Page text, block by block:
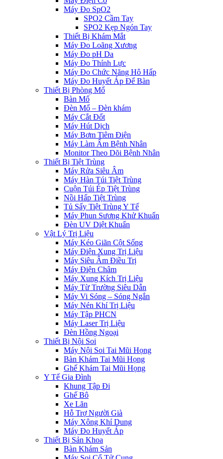
Máy Đo SpO2
SPO2 Cầm Tay
SPO2 Kẹp Ngón Tay
Thiết Bị Khám Mắt
Máy Đo Loãng Xương
Máy Đo pH Da
Máy Đo Thính Lực
Máy Đo Chức Năng Hô Hấp
Máy Đo Huyết Áp Để Bàn
Thiết Bị Phòng Mổ
Bàn Mổ
Đèn Mổ – Đèn khám
Máy Cắt Đốt
Máy Hút Dịch
Máy Bơm Tiêm Điện
Máy Làm Ấm Bệnh Nhân
Monitor Theo Dõi Bệnh Nhân
Thiết Bị Tiệt Trùng
Máy Rửa Siêu Âm
Máy Hàn Túi Tiệt Trùng
Cuộn Túi Ép Tiệt Trùng
Nồi Hấp Tiệt Trùng
Tủ Sấy Tiệt Trùng Y Tế
Máy Phun Sương Khử Khuẩn
Đèn UV Diệt Khuẩn
Vật Lý Trị Liệu
Máy Kéo Giãn Cột Sống
Máy Điện Xung Trị Liệu
Máy Siêu Âm Điều Trị
Máy Điện Châm
Máy Xung Kích Trị Liệu
Máy Từ Trường Siêu Dẫn
Máy Vi Sóng – Sóng Ngắn
Máy Nén Khí Trị Liệu
Máy Tập PHCN
Máy Laser Trị Liệu
Đèn Hồng Ngoại
Thiết Bị Nội Soi
Máy Nội Soi Tai Mũi Họng
Bàn Khám Tai Mũi Họng
Ghế Khám Tai Mũi Họng
Y Tế Gia Đình
Khung Tập Đi
Ghế Bô
Xe Lăn
Hỗ Trợ Người Già
Máy Xông Khí Dung
Máy Đo Huyết Áp
Thiết Bị Sản Khoa
Bàn Khám Sản